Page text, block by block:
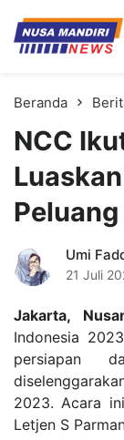
Kampus
Universitas Nusa
Beranda
NCC
Umi
21 Juli
Jakarta,
Indonesia
persiapan
2023. Acara
Letjen S